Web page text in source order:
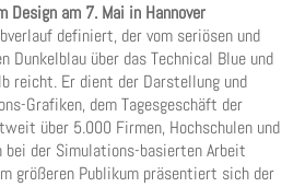
am 7. Mai in Hannover
definiert, der vom seriösen und
Dunkelblau über das Technical Blue und
reicht. Er dient der Darstellung und
Grafiken, dem Tagesgeschäft der
über 5.000 Firmen, Hochschulen und
bei der Simulations-basierten Arbeit
größeren Publikum präsentiert sich der